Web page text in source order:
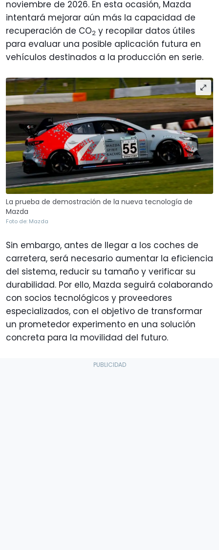
noviembre de 2026. En esta ocasión, Mazda
intentará mejorar aún más la capacidad de
recuperación de CO2 y recopilar datos útiles
para evaluar una posible aplicación futura en
vehículos destinados a la producción en serie.
La prueba de demostración de la nueva tecnología de
Mazda
Foto de: Mazda
Sin embargo, antes de llegar a los coches de
carretera, será necesario aumentar la eficiencia
del sistema, reducir su tamaño y verificar su
durabilidad. Por ello, Mazda seguirá colaborando
con socios tecnológicos y proveedores
especializados, con el objetivo de transformar
un prometedor experimento en una solución
concreta para la movilidad del futuro.